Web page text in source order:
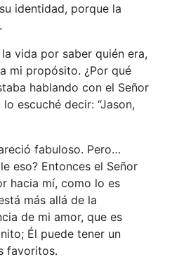
identidad, porque la
vida por saber quién era,
mi propósito. ¿Por qué
hablando con el Señor
escuché decir: “Jason,
fabuloso. Pero…
eso? Entonces el Señor
hacia mí, como lo es
más allá de la
de mi amor, que es
Él puede tener un
favoritos.